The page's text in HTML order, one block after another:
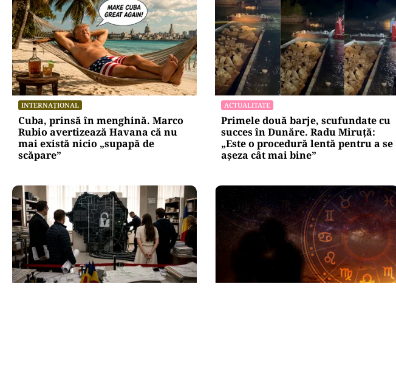
INTERNAȚIONAL
Cuba, prinsă în menghină. Marco
Rubio avertizează Havana că nu
mai există nicio „supapă de
scăpare”
ACTUALITATE
Primele două barje, scufundate cu
succes în Dunăre. Radu Miruță:
„Este o procedură lentă pentru a se
așeza cât mai bine”